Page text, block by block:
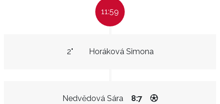
11:59
Horáková Simona
2"
Nedvědová Sára 8:7